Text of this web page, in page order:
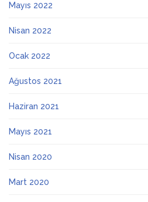
Mayıs 2022
Nisan 2022
Ocak 2022
Ağustos 2021
Haziran 2021
Mayıs 2021
Nisan 2020
Mart 2020